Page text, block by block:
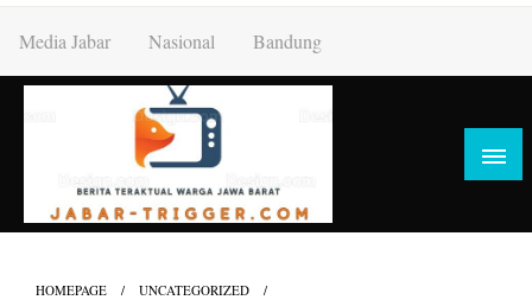
content
Media Jabar Nasional Bandung
HOMEPAGE UNCATEGORIZED